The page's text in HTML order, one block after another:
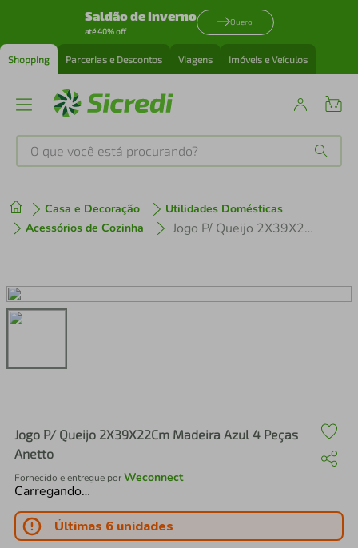
Saldão de inverno
até 40% off
Quero
Shopping Parcerias e Descontos Viagens Imóveis e Veículos
O que você está procurando?
Casa e Decoração
Utilidades Domésticas
Acessórios de Cozinha
Jogo P/ Queijo 2X39X22Cm Madeira Azul 4 Peças Anetto
Jogo P/ Queijo 2X39X22Cm Madeira Azul 4 Peças
Anetto
Fornecido e entregue porWeconnect
Carregando…
Últimas 6 unidades
1º tenis
3º